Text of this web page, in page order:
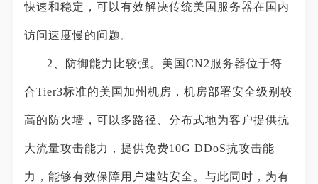
快速和稳定，可以有效解决传统美国服务器在国内
访问速度慢的问题。
2、防御能力比较强。美国CN2服务器位于符
合Tier3标准的美国加州机房，机房部署安全级别较
高的防火墙，可以多路径、分布式地为客户提供抗
大流量攻击能力，提供免费10G DDoS抗攻击能
力，能够有效保障用户建站安全。与此同时，为有